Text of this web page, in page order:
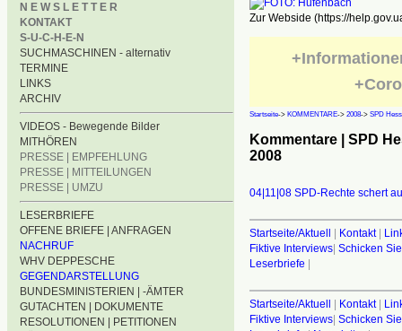
N E W S L E T T E R
KONTAKT
S-U-C-H-E-N
SUCHMASCHINEN - alternativ
TERMINE
LINKS
ARCHIV
VIDEOS - Bewegende Bilder
MITHÖREN
PRESSE | EMPFEHLUNG
PRESSE | MITTEILUNGEN
PRESSE | UMZU
LESERBRIEFE
OFFENE BRIEFE | ANFRAGEN
NACHRUF
WHV DEPPESCHE
GEGENDARSTELLUNG
BUNDESMINISTERIEN | -ÄMTER
GUTACHTEN | DOKUMENTE
RESOLUTIONEN | PETITIONEN
Zur Webside (https://
Startseite-> KOMMENTARE-> 2008-> SPD
Kommentare | SPD
2008
04|11|08 SPD-Rechte schert
Startseite/Aktuell Kontakt|
Fiktive Interviews| Schicken
Leserbriefe
Startseite/Aktuell Kontakt|
Fiktive Interviews| Schicken